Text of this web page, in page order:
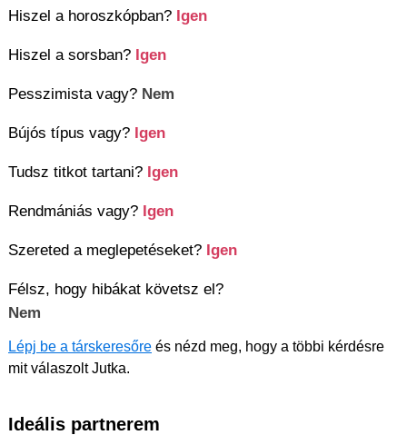
Hiszel a horoszkópban? Igen
Hiszel a sorsban? Igen
Pesszimista vagy? Nem
Bújós típus vagy? Igen
Tudsz titkot tartani? Igen
Rendmániás vagy? Igen
Szereted a meglepetéseket? Igen
Félsz, hogy hibákat követsz el?
Nem
Lépj be a társkeresőre és nézd meg, hogy a többi kérdésre
mit válaszolt Jutka.
Ideális partnerem